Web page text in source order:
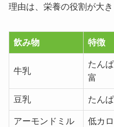
理由は、栄養の役割が大き
飲み物 特徴
牛乳
たん
富
豆乳 たん
アーモンドミル
低カ